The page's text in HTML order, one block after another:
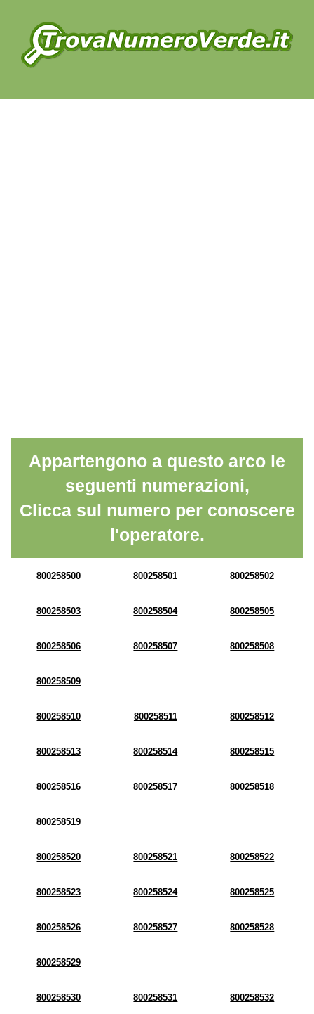
Appartengono a questo arco le
seguenti numerazioni,
Clicca sul numero per conoscere
l'operatore.
800258500 800258501 800258502
800258503 800258504 800258505
800258506 800258507 800258508
800258509
800258510 800258511 800258512
800258513 800258514 800258515
800258516 800258517 800258518
800258519
800258520 800258521 800258522
800258523 800258524 800258525
800258526 800258527 800258528
800258529
800258530 800258531 800258532